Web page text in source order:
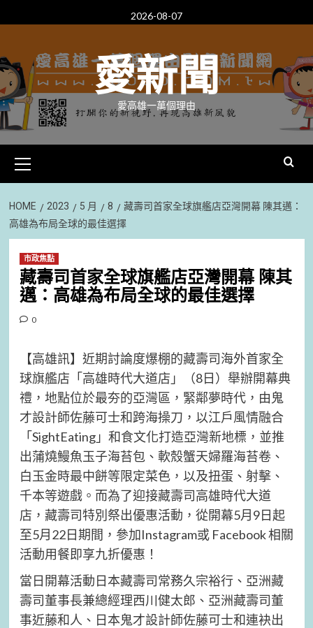
to
2026-08-07
愛新聞
愛高雄一萬個理由
Menu
HOME 2023 5 月 8
藏壽司首家全球旗艦店亞灣開幕 陳其邁：
高雄為布局全球的最佳選擇
市政焦點
藏壽司首家全球旗艦店亞灣開幕 陳其
邁：高雄為布局全球的最佳選擇
0
【高雄訊】近期討論度爆棚的藏壽司海外首家全
球旗艦店「高雄時代大道店」（8日）舉辦開幕典
禮，地點位於最夯的亞灣區，緊鄰夢時代，由鬼
才設計師佐藤可士和跨海操刀，以江戶風情融合
「SightEating」和食文化打造亞灣新地標，並推
出蒲燒鰻魚玉子海苔包、軟殼蟹天婦羅海苔卷、
白玉金時最中餅等限定菜色，以及扭蛋、射擊、
千本等遊戲。而為了迎接藏壽司高雄時代大道
店，藏壽司特別祭出優惠活動，從開幕5月9日起
至5月22日期間，參加Instagram或 Facebook 相關
活動用餐即享九折優惠！
當日開幕活動日本藏壽司常務久宗裕行、亞洲藏
壽司董事長兼總經理西川健太郎、亞洲藏壽司董
事近藤和人、日本鬼才設計師佐藤可士和連袂出